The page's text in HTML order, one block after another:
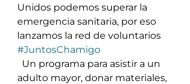
Unidos podemos superar la
emergencia sanitaria, por eso
lanzamos la red de voluntarios
#JuntosChamigo
adulto mayor, donar materiales,